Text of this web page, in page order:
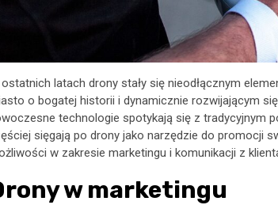
latach drony stały się nieodłącznym
o bogatej historii i dynamicznie rozwijającym
technologie spotykają się z tradycyjnym
sięgają po drony jako narzędzie do promocji
w zakresie marketingu i komunikacji z
w marketingu